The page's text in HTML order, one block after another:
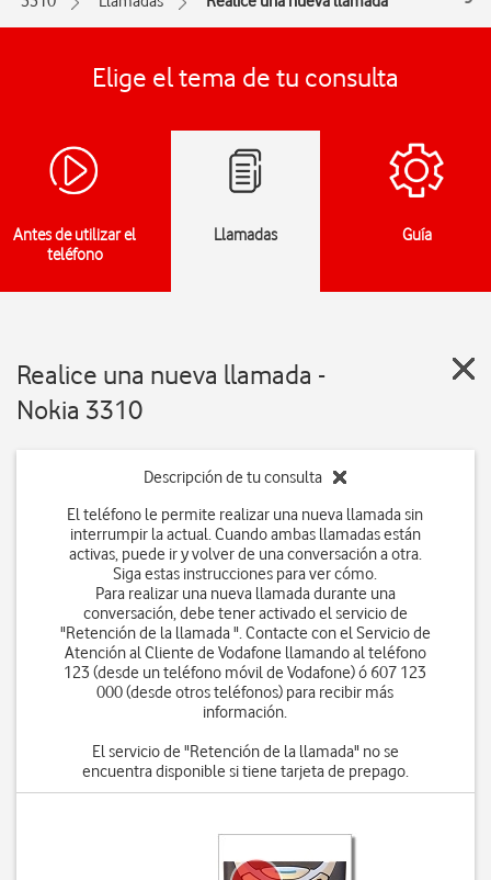
Elige el tema de tu consulta
Antes de utilizar el
teléfono
Llamadas Guía
Realice una nueva llamada -
Nokia 3310
Descripción de tu consulta
El teléfono le permite realizar una nueva llamada sin
interrumpir la actual. Cuando ambas llamadas están
activas, puede ir y volver de una conversación a otra.
Siga estas instrucciones para ver cómo.
Para realizar una nueva llamada durante una
conversación, debe tener activado el servicio de
"Retención de la llamada ". Contacte con el Servicio de
Atención al Cliente de Vodafone llamando al teléfono
123 (desde un teléfono móvil de Vodafone) ó 607 123
000 (desde otros teléfonos) para recibir más
información.
El servicio de "Retención de la llamada" no se
encuentra disponible si tiene tarjeta de prepago.